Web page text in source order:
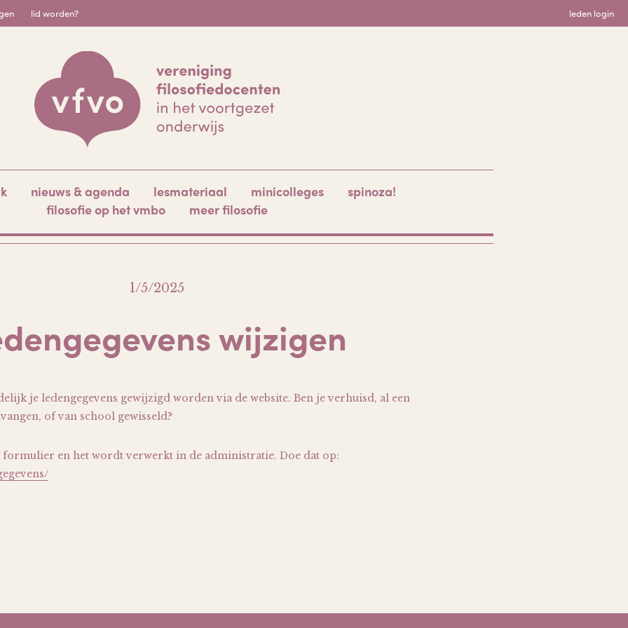
lid worden? leden login
nieuws & agenda lesmateriaal minicolleges
spinoza!
filosofie op het vmbo
meer filosofie
1/5/2025
wijzigen
je ledengegevens gewijzigd worden via de website. Ben je verhuisd, al een
of van school gewisseld?
formulier en het wordt verwerkt in de administratie. Doe dat op: